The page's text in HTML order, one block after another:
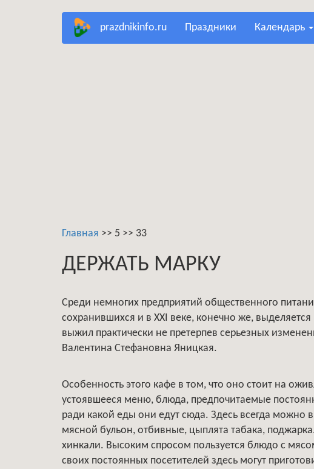
prazdnikinfo.ru праздники календарь
Главная >> 5 >> 33
ДЕРЖАТЬ МАРКУ
Среди немногих предприятий общественного
сохранившихся и в XXI веке, конечно же,
выжил практически не претерпев серьезных
Валентина Стефановна Яницкая.
Особенность этого кафе в том, что оно стоит на
устоявшееся меню, блюда, предпочитаемые
ради какой еды они едут сюда. Здесь всегда можно
мясной бульон, отбивные, цыплята табака,
хинкали. Высоким спросом пользуется блюдо с
своих постоянных посетителей здесь могут